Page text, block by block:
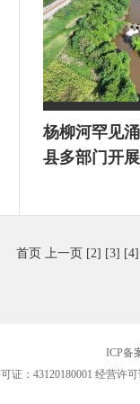
杨柳河罕见
县多部门开
首页 上一页 [2] [3] [4]
ICP备
证：43120180001 经营许可